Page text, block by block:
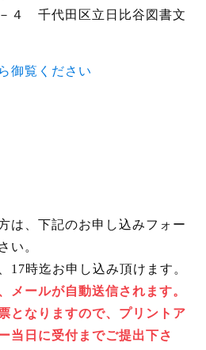
４ 千代田区立日比谷図書文
御覧ください
は、下記のお申し込みフォー
い。
17時迄お申し込み頂けます。
メールが自動送信されます。
となりますので、プリントア
当日に受付までご提出下さ